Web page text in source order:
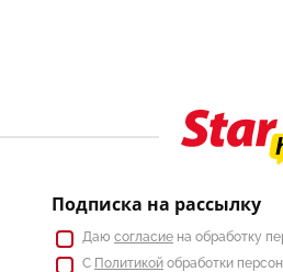
Подписка на рассылку
Даю согласие на обработку
С Политикой обработки